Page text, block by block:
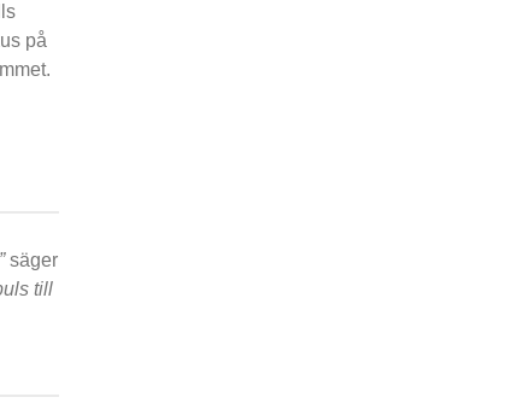
på
säger
till